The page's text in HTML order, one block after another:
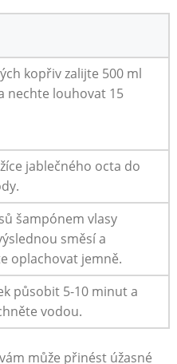
kopřiv zalijte 500 ⁣ml
‌nechte louhovat‌ 15
jablečného⁢ octa do
šampónem vlasy
⁤směsí ⁣a
oplachovat jemně.
působit 5-10⁣ minut a
vodou.
může přinést úžasné